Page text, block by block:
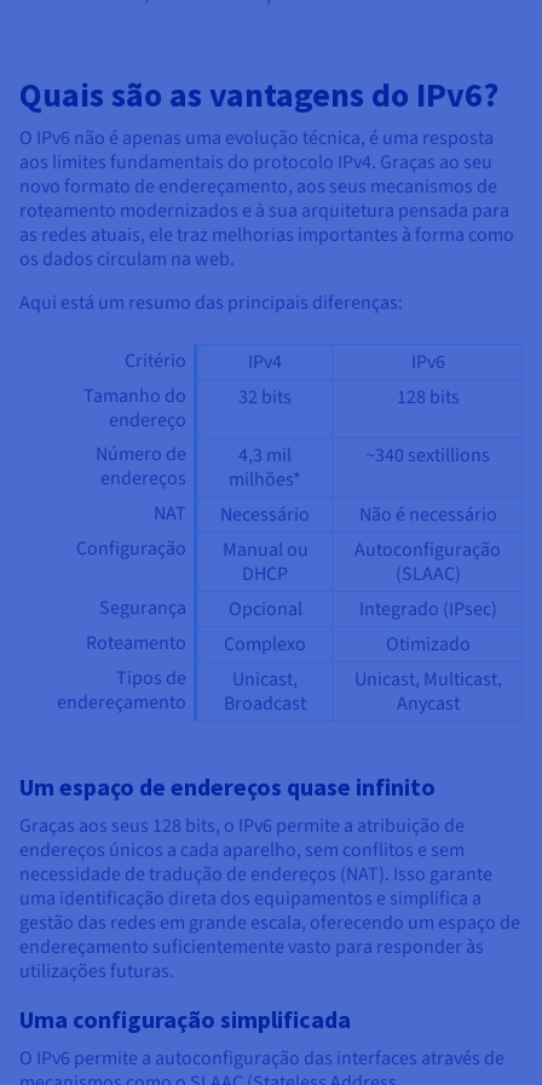
Quais são as vantagens do IPv6?
O IPv6 não é apenas uma evolução técnica, é uma resposta
aos limites fundamentais do protocolo IPv4. Graças ao seu
novo formato de endereçamento, aos seus mecanismos de
roteamento modernizados e à sua arquitetura pensada para
as redes atuais, ele traz melhorias importantes à forma como
os dados circulam na web.
Aqui está um resumo das principais diferenças:
Critério IPv4
IPv6
Tamanho do
endereço
32 bits 128 bits
Número de
endereços
4,3 mil
milhões*
~340 sextillions
NAT Necessário
Não é necessário
Configuração
Manual ou
DHCP
Autoconfiguração
(SLAAC)
Segurança
Opcional
Integrado (IPsec)
Roteamento
Complexo
Otimizado
Tipos de
endereçamento
Unicast,
Broadcast
Unicast, Multicast,
Anycast
Um espaço de endereços quase infinito
Graças aos seus 128 bits, o IPv6 permite a atribuição de
endereços únicos a cada aparelho, sem conflitos e sem
necessidade de tradução de endereços (NAT). Isso garante
uma identificação direta dos equipamentos e simplifica a
gestão das redes em grande escala, oferecendo um espaço de
endereçamento suficientemente vasto para responder às
utilizações futuras.
Uma configuração simplificada
O IPv6 permite a autoconfiguração das interfaces através de